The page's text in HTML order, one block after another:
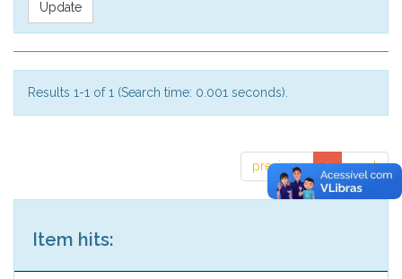
Results 1-1 of 1 (Search time: 0.001 seconds).
previous 1 next
Item hits: